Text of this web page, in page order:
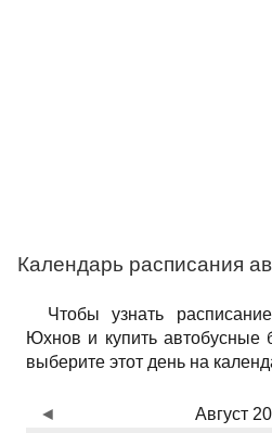
Календарь расписания
Чтобы узнать
Юхнов и купить автобусные
выберите этот день на
Август
◄